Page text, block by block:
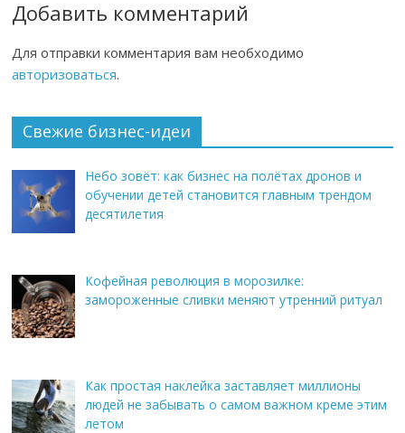
Добавить комментарий
Для отправки комментария вам необходимо
авторизоваться.
Свежие бизнес-идеи
Небо зовёт: как бизнес на полётах дронов и
обучении детей становится главным трендом
десятилетия
Кофейная революция в морозилке:
замороженные сливки меняют утренний ритуал
Как простая наклейка заставляет миллионы
людей не забывать о самом важном креме этим
летом